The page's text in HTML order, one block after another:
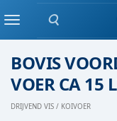
Zoeken
Menukoivoer
BOVIS
VOER CA 15
DRIJVEND VIS / KOIVOER